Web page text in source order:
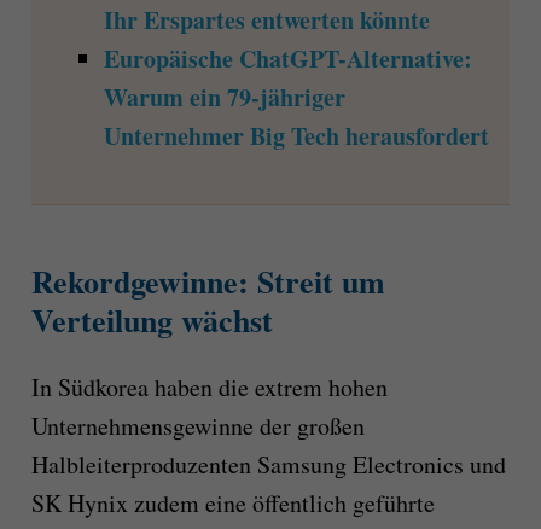
Ihr Erspartes entwerten könnte
Europäische ChatGPT-Alternative:
Warum ein 79-jähriger
Unternehmer Big Tech herausfordert
Rekordgewinne: Streit um
Verteilung wächst
In Südkorea haben die extrem hohen
Unternehmensgewinne der großen
Halbleiterproduzenten Samsung Electronics und
SK Hynix zudem eine öffentlich geführte